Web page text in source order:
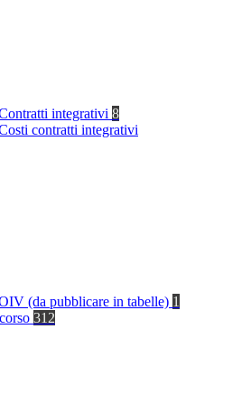
integrativi 8
contratti integrativi
(da pubblicare in tabelle) 1
312